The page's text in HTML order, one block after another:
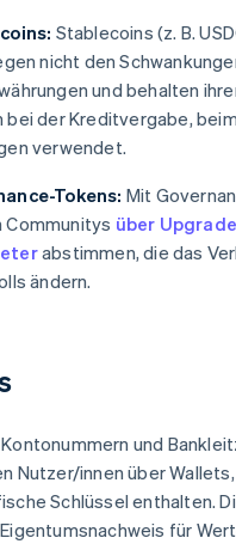
Stablecoins (z. B.
nicht den
und behalten
bei der Kreditvergabe,
verwendet.
Tokens: Mit
Communitys über
abstimmen, die das
ändern.
und
Nutzer/innen über
Schlüssel enthalten.
für